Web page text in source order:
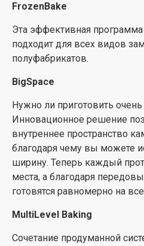
Removable glass doo
Стекло дверцы вынимается
что вы сможете с
прекрасно видеть все, что
FrozenBake
Эта эффективная
подходит для всех видов
полуфабрикатов.
BigSpace
Нужно ли приготовить
Инновационное решение
внутреннее пространство
благодаря чему вы можете
ширину. Теперь каждый
места, а благодаря
готовятся равномерно на
MultiLevel Baking
Сочетание продуманной